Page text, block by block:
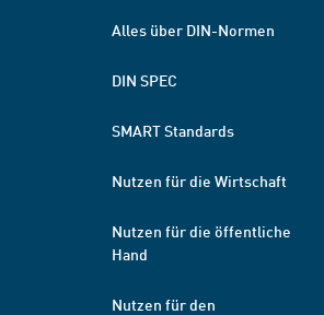
Alles über DIN-Normen
DIN SPEC
SMART Standards
Nutzen für die Wirtschaft
Nutzen für die öffentliche
Hand
Nutzen für den